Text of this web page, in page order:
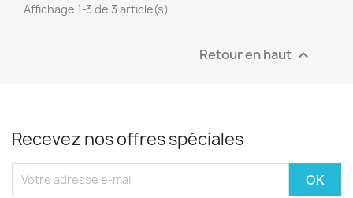
Affichage 1-3 de 3 article(s)
Retour en haut 
Recevez nos offres spéciales